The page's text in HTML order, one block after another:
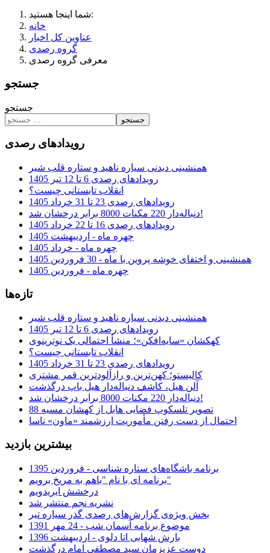
شما اینجا هستید:
خانه
عناوین کل اخبار
گروه رصدی
معرفی گروه رصدی
جستجو
جستجو
جستجو
رویدادهای رصدی
همنشینی دیدنی سیاره ناهید و ستاره قلب شیر
رویدادهای رصدی 6 تا 12 تیر 1405
انقلاب تابستانی چیست؟
رویدادهای رصدی 23 تا 31 خرداد 1405
دنباله‌دار 220 مکنات 8000 برابر درخشان شد!
رویدادهای رصدی 16 تا 22 خرداد 1405
چهره ماه - اردیبهشت 1405
چهره ماه - خرداد 1405
همنشینی و اختفای خوشه پروین با ماه - 30 فروردین 1405
چهره ماه - فروردین 1405
تازه‌ها
همنشینی دیدنی سیاره ناهید و ستاره قلب شیر
رویدادهای رصدی 6 تا 12 تیر 1405
کهکشان «سایه‌افکن»؛ منشأ احتمالی یک نوترینوی
انقلاب تابستانی چیست؟
رویدادهای رصدی 23 تا 31 خرداد 1405
کالیستو؛ کهن‌ترین و رازآلودترین قمر مشتری
آلن هیل، کاشف دنباله‌دار هیل باپ درگذشت
دنباله‌دار 220 مکنات 8000 برابر درخشان شد!
تصویر تلسکوپ فضایی هابل از کهشان مسیه 88
احتمال از دست رفتن مأموریت ارزشمند «ماون» ناسا
بیشترین بازدید
برنامه باشگاه‌های ستاره شناسی - فروردین 1395
برنامه ای با نام "باهم به مریخ برویم"
درخشش ایریدویم
نشریه نجم منتشر شد
بخش ویژه‌ی گزارش‌های رصدی گذر سیاره تیر
موضوع برنامه آسمان شب - 24 مهر 1391
بارش شهابی اتا دلوی - اردیبهشت 1396
دوست عزیزمان سید مصطفی امام درگذشت